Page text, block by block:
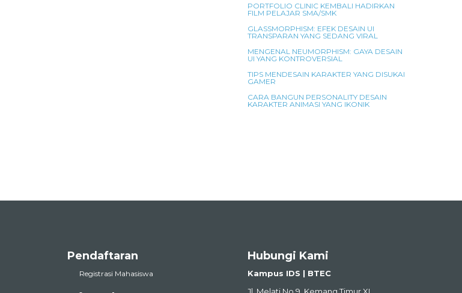
PORTFOLIO CLINIC KEMBALI HADIRKAN
FILM PELAJAR SMA/SMK
GLASSMORPHISM: EFEK DESAIN UI
TRANSPARAN YANG SEDANG VIRAL
MENGENAL NEUMORPHISM: GAYA DESAIN
UI YANG KONTROVERSIAL
TIPS MENDESAIN KARAKTER YANG DISUKAI
GAMER
CARA BANGUN PERSONALITY DESAIN
KARAKTER ANIMASI YANG IKONIK
Pendaftaran
Registrasi Mahasiswa
Hubungi Kami
Kampus IDS | BTEC
Jl. Melati No.9, Kemang Timur XI,